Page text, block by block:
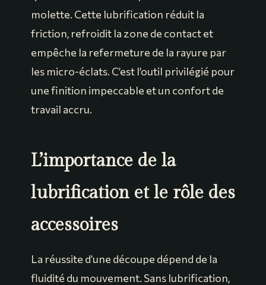
molette. Cette lubrification réduit la
friction, refroidit la zone de contact et
empêche la refermeture de la rayure par
les micro-éclats. C’est l’outil privilégié pour
une finition impeccable et un confort de
travail accru.
L’importance de la
lubrification et le rôle des
accessoires
La réussite d’une découpe dépend de la
fluidité du mouvement. Sans lubrification,